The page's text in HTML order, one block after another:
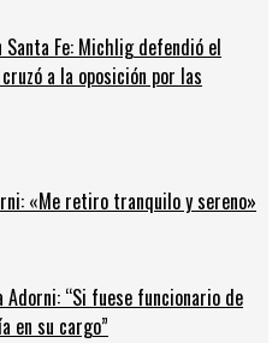
Fe: Michlig defendió el
a la oposición por las
«Me retiro tranquilo y sereno»
“Si fuese funcionario de
en su cargo”